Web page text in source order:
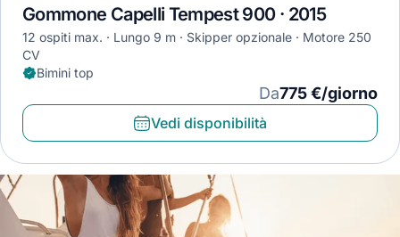
Gommone Capelli Tempest 900 · 2015
12 ospiti max. Lungo 9 m Skipper opzionale
Motore 250
CV
Bimini top
Da775 €/giorno
Vedi disponibilità